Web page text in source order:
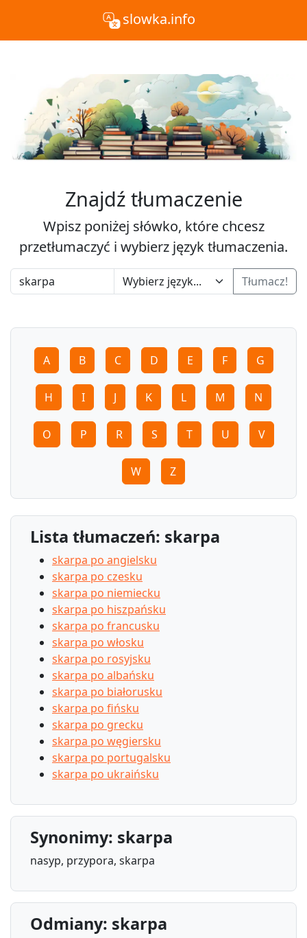
slowka.info
Znajdź tłumaczenie
Wpisz poniżej słówko, które chcesz
przetłumaczyć i wybierz język tłumaczenia.
Tłumacz!
A B C D E F G
H I J K L M N
O P R S T U V
W Z
Lista tłumaczeń: skarpa
skarpa po angielsku
skarpa po czesku
skarpa po niemiecku
skarpa po hiszpańsku
skarpa po francusku
skarpa po włosku
skarpa po rosyjsku
skarpa po albańsku
skarpa po białorusku
skarpa po fińsku
skarpa po grecku
skarpa po węgiersku
skarpa po portugalsku
skarpa po ukraińsku
Synonimy: skarpa
nasyp, przypora, skarpa
Odmiany: skarpa